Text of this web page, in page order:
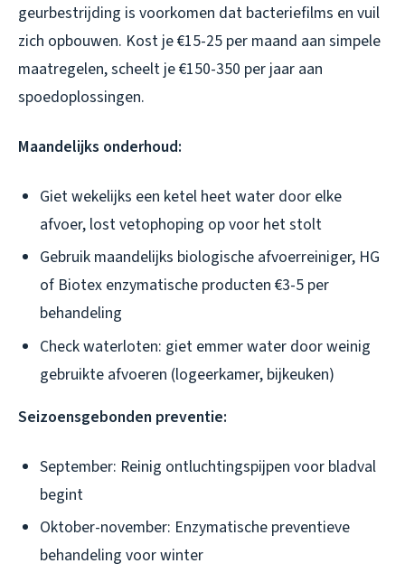
geurbestrijding is voorkomen dat bacteriefilms en vuil
zich opbouwen. Kost je €15-25 per maand aan simpele
maatregelen, scheelt je €150-350 per jaar aan
spoedoplossingen.
Maandelijks onderhoud:
Giet wekelijks een ketel heet water door elke
afvoer, lost vetophoping op voor het stolt
Gebruik maandelijks biologische afvoerreiniger, HG
of Biotex enzymatische producten €3-5 per
behandeling
Check waterloten: giet emmer water door weinig
gebruikte afvoeren (logeerkamer, bijkeuken)
Seizoensgebonden preventie:
September: Reinig ontluchtingspijpen voor bladval
begint
Oktober-november: Enzymatische preventieve
behandeling voor winter